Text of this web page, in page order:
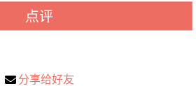
点评
分享给好友